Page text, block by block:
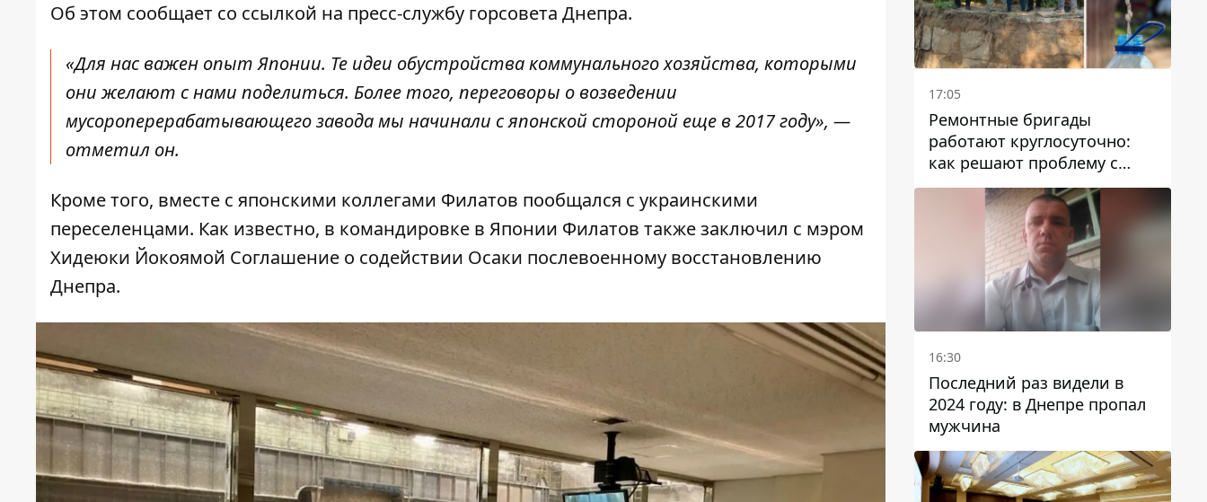
Об этом сообщает со ссылкой на пресс-службу горсовета Днепра.
«Для нас важен опыт Японии. Те идеи обустройства коммунального хозяйства, которыми
они желают с нами поделиться. Более того, переговоры о возведении
мусороперерабатывающего завода мы начинали с японской стороной еще в 2017 году», —
отметил он.
Кроме того, вместе с японскими коллегами Филатов пообщался с украинскими
переселенцами. Как известно, в командировке в Японии Филатов также заключил с мэром
Хидеюки Йокоямой Соглашение о содействии Осаки послевоенному восстановлению
Днепра.
17:05
Ремонтные бригады
работают круглосуточно:
как решают проблему с
водой в Марганецкой
громаде
16:30
Последний раз видели в
2024 году: в Днепре пропал
мужчина